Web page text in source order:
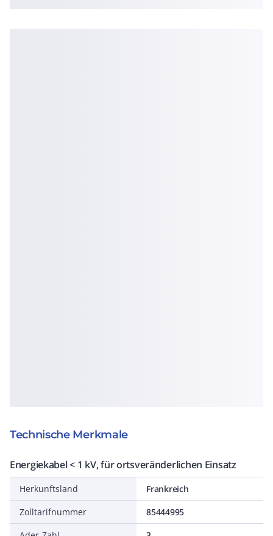
Technische Merkmale
Energiekabel < 1 kV, für ortsveränderlichen Einsatz
Herkunftsland
Frankreich
Zolltarifnummer
85444995